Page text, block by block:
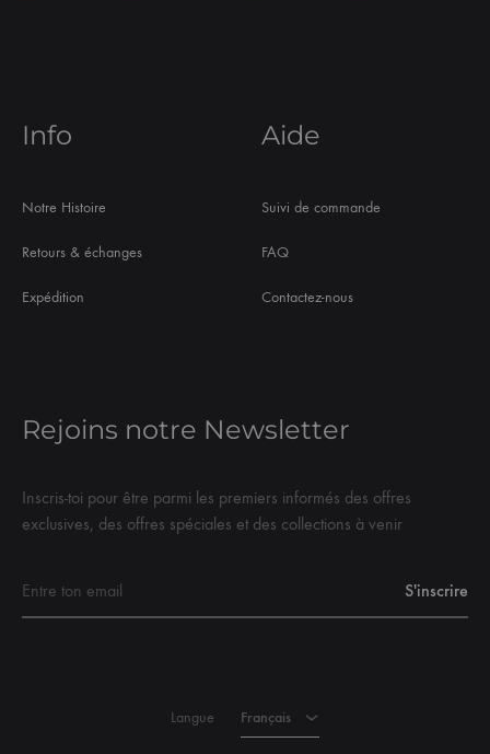
Info
Notre Histoire
Retours & échanges
Expédition
Aide
Suivi de commande
FAQ
Contactez-nous
Rejoins notre Newsletter
Inscris-toi pour être parmi les premiers informés des offres
exclusives, des offres spéciales et des collections à venir
Langue Français